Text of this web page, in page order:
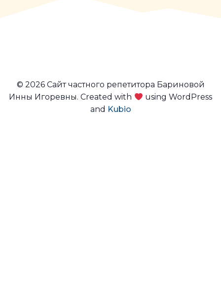
© 2026 Сайт частного репетитора Бариновой
Инны Игоревны. Created with
using WordPress
and Kubio